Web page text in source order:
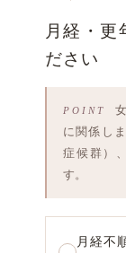
月経・更
ださい
に関係し
症候群）
す。
月経不